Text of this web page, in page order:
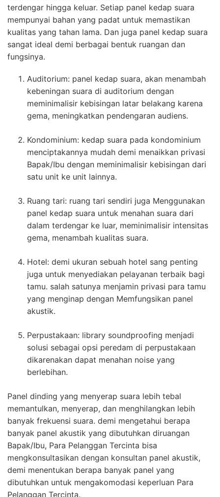
terdengar hingga keluar. Setiap panel kedap suara
mempunyai bahan yang padat untuk memastikan
kualitas yang tahan lama. Dan juga panel kedap suara
sangat ideal demi berbagai bentuk ruangan dan
fungsinya.
Auditorium: panel kedap suara, akan menambah
kebeningan suara di auditorium dengan
meminimalisir kebisingan latar belakang karena
gema, meningkatkan pendengaran audiens.
Kondominium: kedap suara pada kondominium
menciptakannya mudah demi menaikkan privasi
Bapak/Ibu dengan meminimalisir kebisingan dari
satu unit ke unit lainnya.
Ruang tari: ruang tari sendiri juga Menggunakan
panel kedap suara untuk menahan suara dari
dalam terdengar ke luar, meminimalisir intensitas
gema, menambah kualitas suara.
Hotel: demi ukuran sebuah hotel sang penting
juga untuk menyediakan pelayanan terbaik bagi
tamu. salah satunya menjamin privasi para tamu
yang menginap dengan Memfungsikan panel
akustik.
Perpustakaan: library soundproofing menjadi
solusi sebagai opsi peredam di perpustakaan
dikarenakan dapat menahan noise yang
berlebihan.
Panel dinding yang menyerap suara lebih tebal
memantulkan, menyerap, dan menghilangkan lebih
banyak frekuensi suara. demi mengetahui berapa
banyak panel akustik yang dibutuhkan diruangan
Bapak/Ibu, Para Pelanggan Tercinta bisa
mengkonsultasikan dengan konsultan panel akustik,
demi menentukan berapa banyak panel yang
dibutuhkan untuk mengakomodasi keperluan Para
Pelanggan Tercinta.